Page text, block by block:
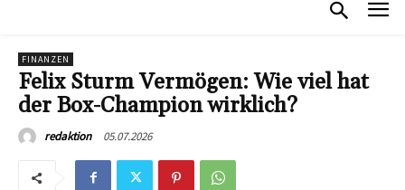
FINANZEN
Felix Sturm Vermögen: Wie viel hat
der Box-Champion wirklich?
redaktion 05.07.2026